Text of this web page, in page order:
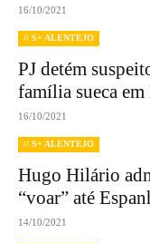
16/10/2021
// S+ ALENTEJO
PJ detém
família sueca
16/10/2021
// S+ ALENTEJO
Hugo Hilário
“voar” até
14/10/2021